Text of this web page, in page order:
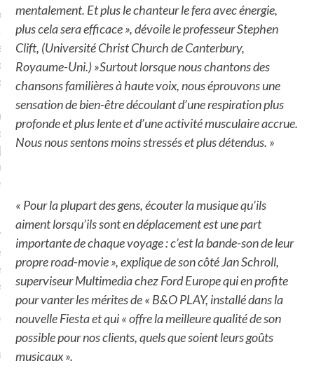
journaliste à France
toujours aimé marcher.
conquis mais en
Je ne suis pas une
je le garde pour ce
je sens, j’entends, je
goûte et ceux que je
! Marcheuse des villes,
des ruines et des
qui Marche : pousseuse
cochère ou pas. Mais
pas d’interdit. Vélo,
bateau…
incite à un autre regard
curiosité. C’est un
mentalement. Et plus le chanteur le fera avec énergie,
plus cela sera efficace », dévoile le professeur Stephen
Clift, (Université Christ Church de Canterbury,
Royaume-Uni.) »Surtout lorsque nous chantons des
chansons familières à haute voix, nous éprouvons une
sensation de bien-être découlant d’une respiration plus
profonde et plus lente et d’une activité musculaire accrue.
Nous nous sentons moins stressés et plus détendus. »
« Pour la plupart des gens, écouter la musique qu’ils
aiment lorsqu’ils sont en déplacement est une part
importante de chaque voyage : c’est la bande-son de leur
propre road-movie », explique de son côté Jan Schroll,
superviseur Multimedia chez Ford Europe qui en profite
pour vanter les mérites de « B&O PLAY, installé dans la
nouvelle Fiesta et qui « offre la meilleure qualité de son
possible pour nos clients, quels que soient leurs goûts
musicaux ».